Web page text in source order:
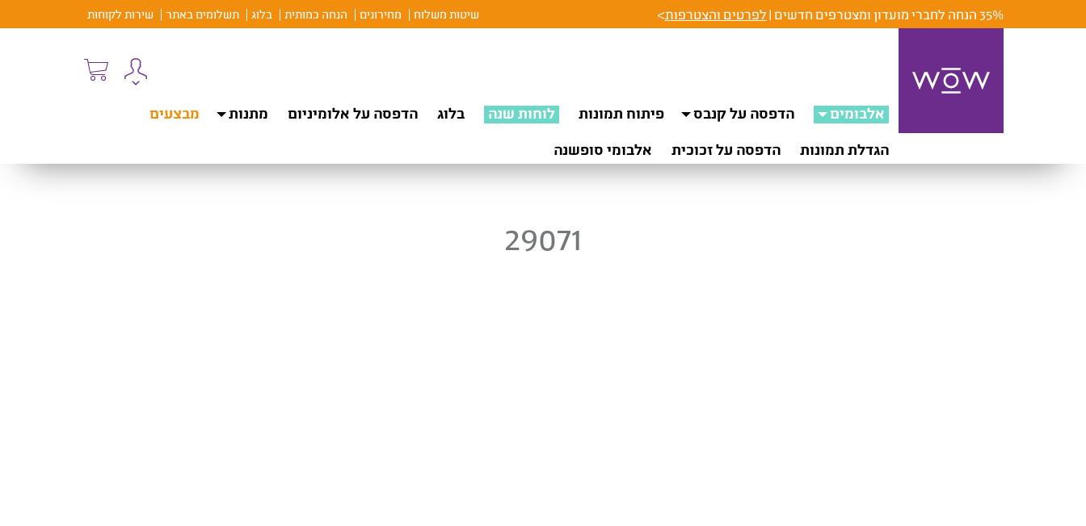
35% הנחה לחברי מועדון ומצטרפים חדשים | לפרטים והצטרפות> שיטות משלוח מחירונים הנחה כמותית בלוג תשלומים באתר שירות לקוחות
אלבומים הדפסה על קנבס פיתוח תמונות לוחות שנה בלוג הדפסה על אלומיניום מתנות
מבצעים
הגדלת תמונות
הדפסה על זכוכית אלבומי סופשנה
29071